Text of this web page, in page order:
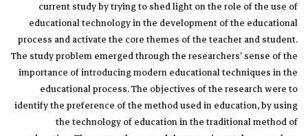
current study by trying to shed light on the role of the use of
educational technology in the development of the educational
process and activate the core themes of the teacher and student.
The study problem emerged through the researchers’ sense of the
importance of introducing modern educational techniques in the
educational process. The objectives of the research were to
identify the preference of the method used in education, by using
the technology of education in the traditional method of